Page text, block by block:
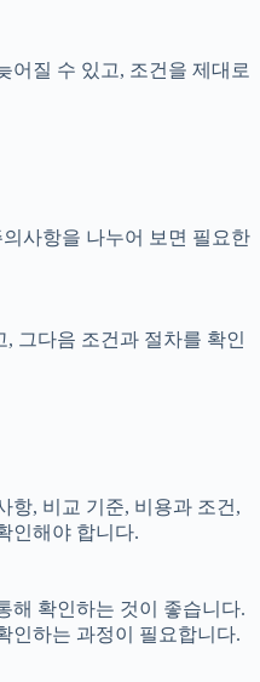
어질 수 있고, 조건을 제대로
사항을 나누어 보면 필요한
그다음 조건과 절차를 확인
항, 비교 기준, 비용과 조건,
인해야 합니다.
해 확인하는 것이 좋습니다.
인하는 과정이 필요합니다.